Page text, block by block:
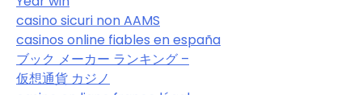
casino sicuri non AAMS
casinos online fiables en españa
ブック メーカー ランキング –
仮想通貨 カジノ